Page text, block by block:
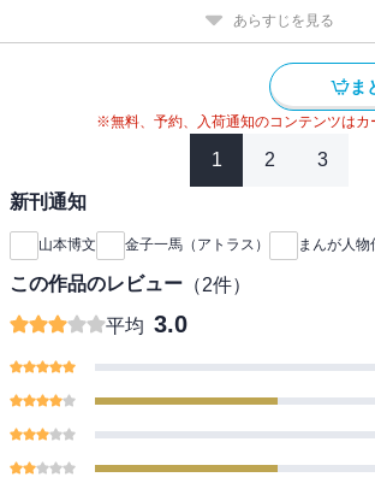
あらすじを見る
ま
※無料、予約、入荷通知のコンテンツはカ
1 2 3
新刊通知
山本博文 金子一馬（アトラス） まんが人物
この作品のレビュー （2件）
平均 3.0